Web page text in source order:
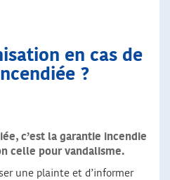
en cas de
?
c’est la garantie incendie
celle pour vandalisme.
une plainte et d’informer